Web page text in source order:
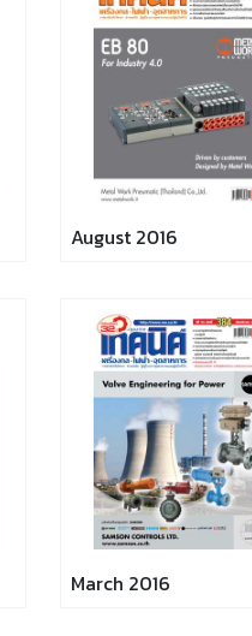
August 2016
March 2016